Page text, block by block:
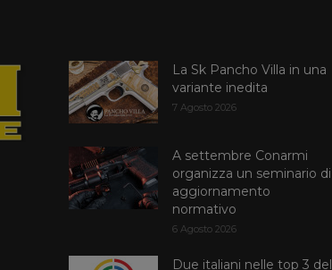
La Sk Pancho Villa in una
variante inedita
7 Agosto 2026
A settembre Conarmi
organizza un seminario di
aggiornamento
normativo
6 Agosto 2026
Due italiani nelle top 3 del